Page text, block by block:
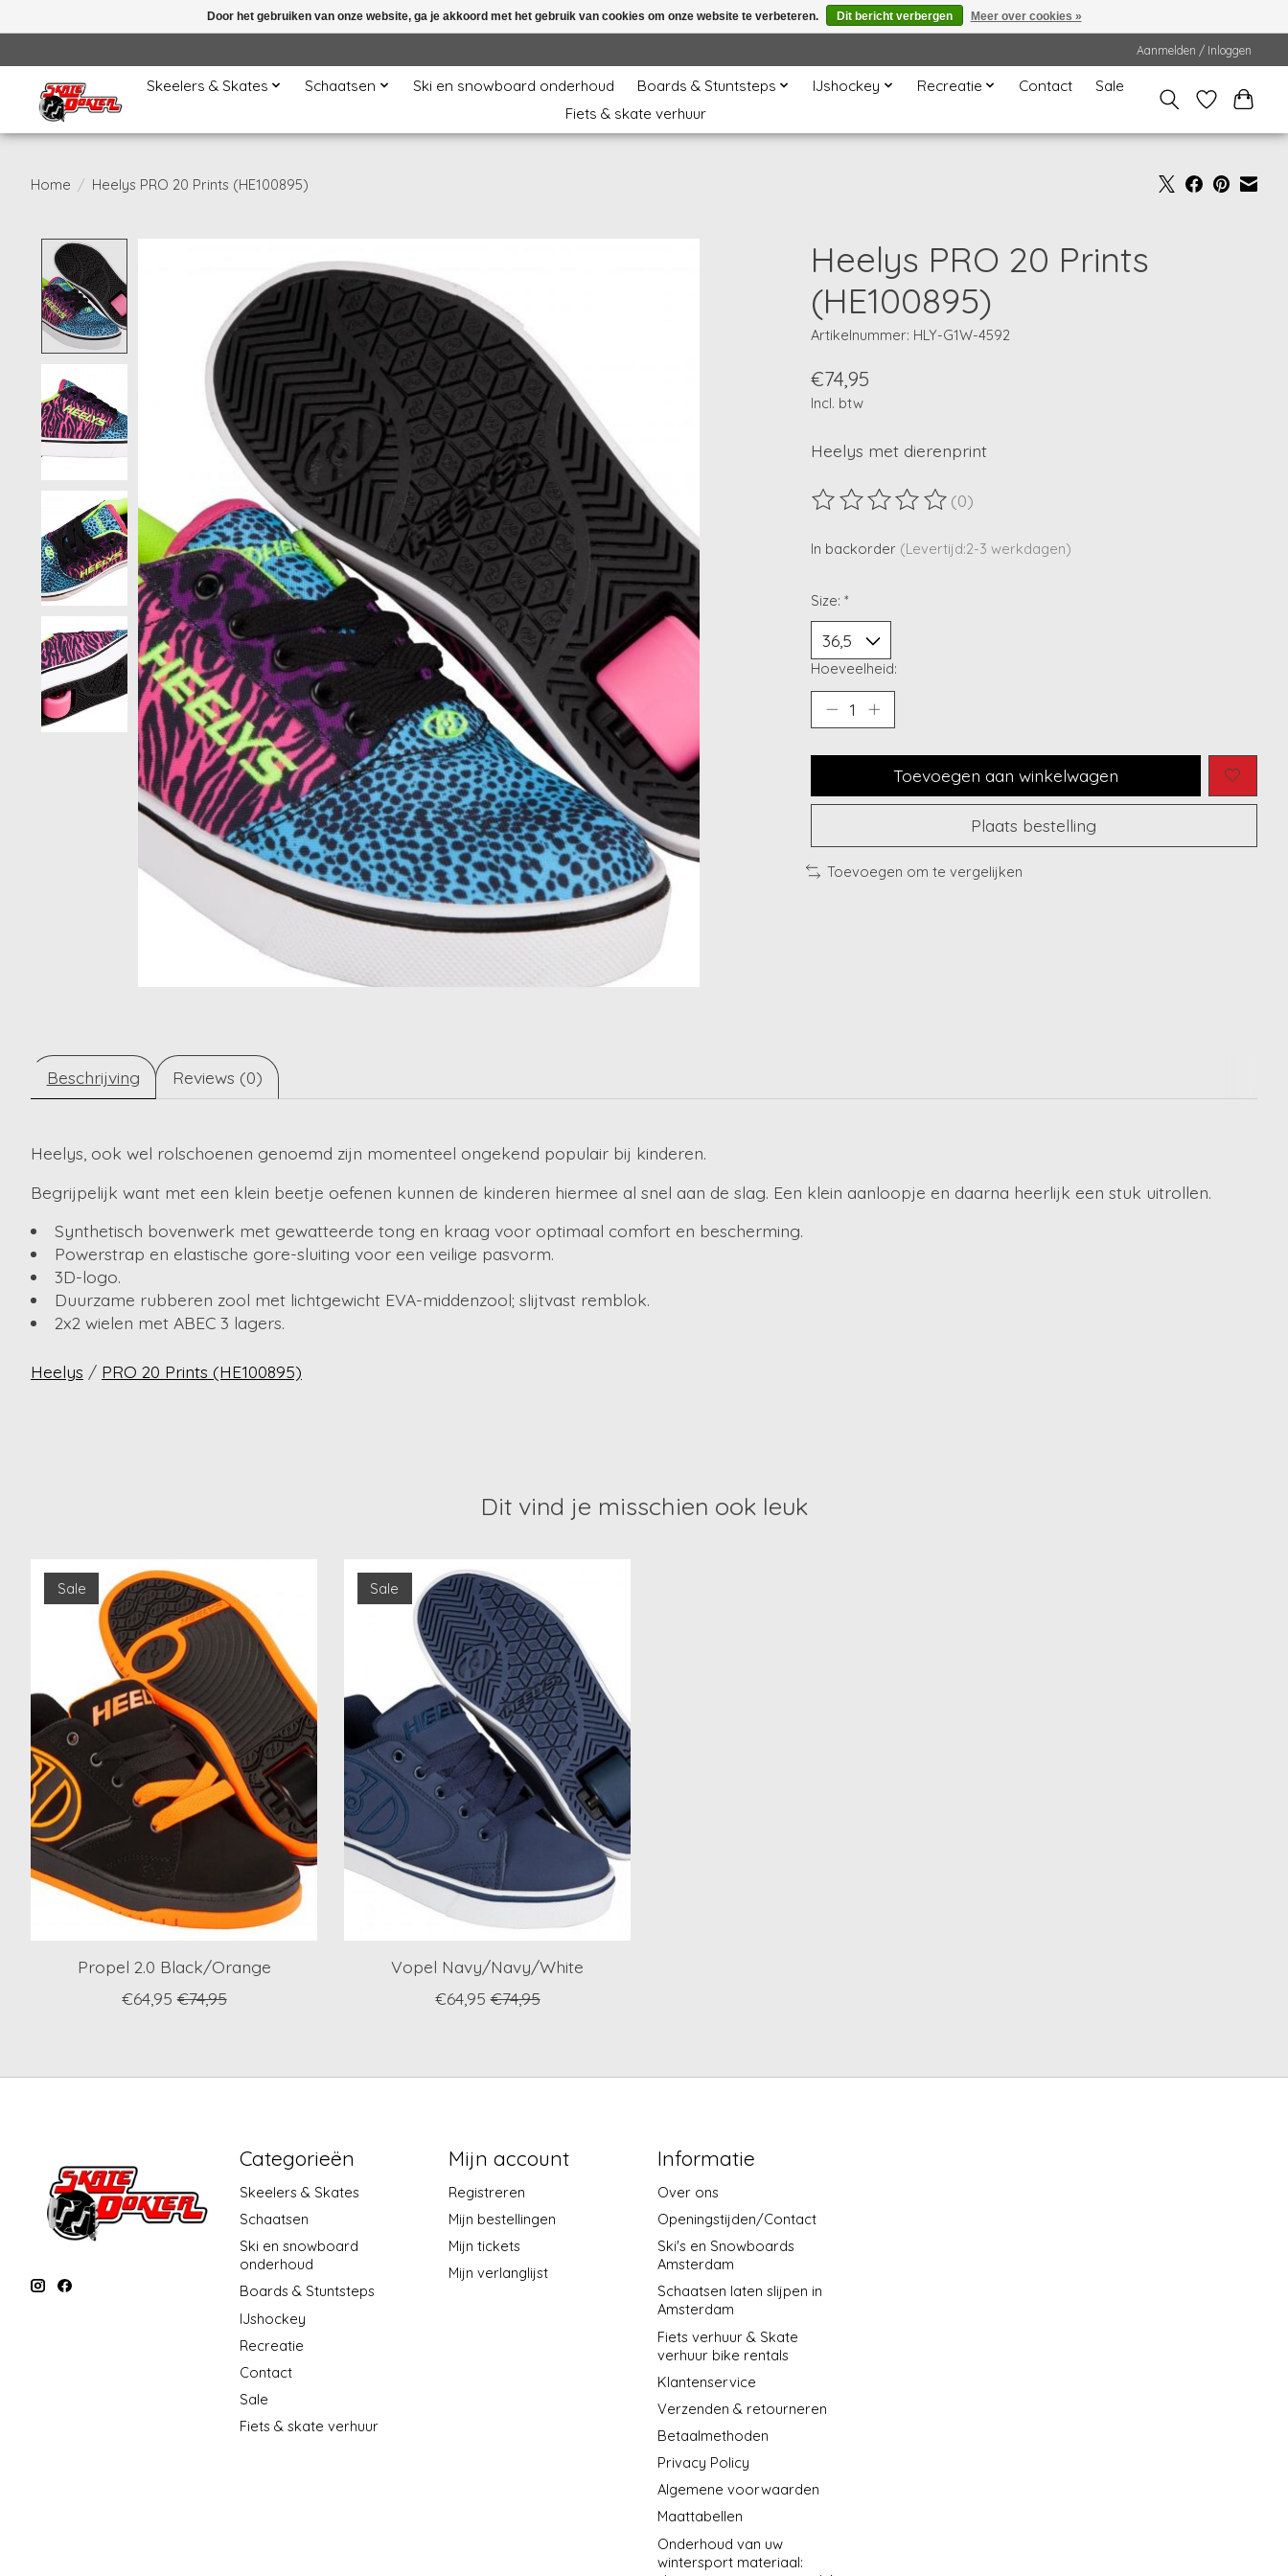
Aanmelden / Inloggen
Skeelers & Skates Schaatsen Ski en snowboard onderhoud Boards & Stuntsteps IJshockey Recreatie Contact
Sale
Fiets & skate verhuur
Home / Heelys PRO 20 Prints (HE100895)
Heelys PRO 20 Prints
(HE100895)
Artikelnummer: HLY-G1W-4592
€74,95
Incl. btw
Heelys met dierenprint
De beoordeling van dit product is
(0)
In backorder (Levertijd:2-3 werkdagen)
Size: *
Hoeveelheid:
Toevoegen aan winkelwagen
Plaats bestelling
Toevoegen om te vergelijken
Beschrijving Reviews (0)
Heelys, ook wel rolschoenen genoemd zijn momenteel ongekend populair bij kinderen.
Begrijpelijk want met een klein beetje oefenen kunnen de kinderen hiermee al snel aan de slag. Een klein aanloopje en daarna heerlijk een stuk uitrollen.
Synthetisch bovenwerk met gewatteerde tong en kraag voor optimaal comfort en bescherming.
Powerstrap en elastische gore-sluiting voor een veilige pasvorm.
3D-logo.
Duurzame rubberen zool met lichtgewicht EVA-middenzool; slijtvast remblok.
2x2 wielen met ABEC 3 lagers.
Heelys / PRO 20 Prints (HE100895)
Dit vind je misschien ook leuk
Items van productcarrousel
Sale
Propel 2.0 Black/Orange
€64,95 €74,95
Sale
Vopel Navy/Navy/White
€64,95 €74,95
Categorieën
Skeelers & Skates
Schaatsen
Ski en snowboard
onderhoud
Boards & Stuntsteps
IJshockey
Recreatie
Contact
Sale
Fiets & skate verhuur
Mijn account
Registreren
Mijn bestellingen
Mijn tickets
Mijn verlanglijst
Informatie
Over ons
Openingstijden/Contact
Ski's en Snowboards
Amsterdam
Schaatsen laten slijpen in
Amsterdam
Fiets verhuur & Skate
verhuur bike rentals
Klantenservice
Verzenden & retourneren
Betaalmethoden
Privacy Policy
Algemene voorwaarden
Maattabellen
Onderhoud van uw
wintersport materiaal:
Door het gebruiken van onze website, ga je akkoord met het gebruik van cookies om onze website te verbeteren. Dit bericht verbergen Meer over cookies »